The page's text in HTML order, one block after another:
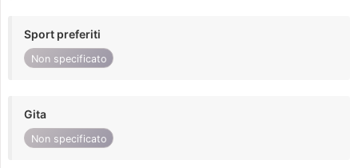
Sport preferiti
Non specificato
Gita
Non specificato